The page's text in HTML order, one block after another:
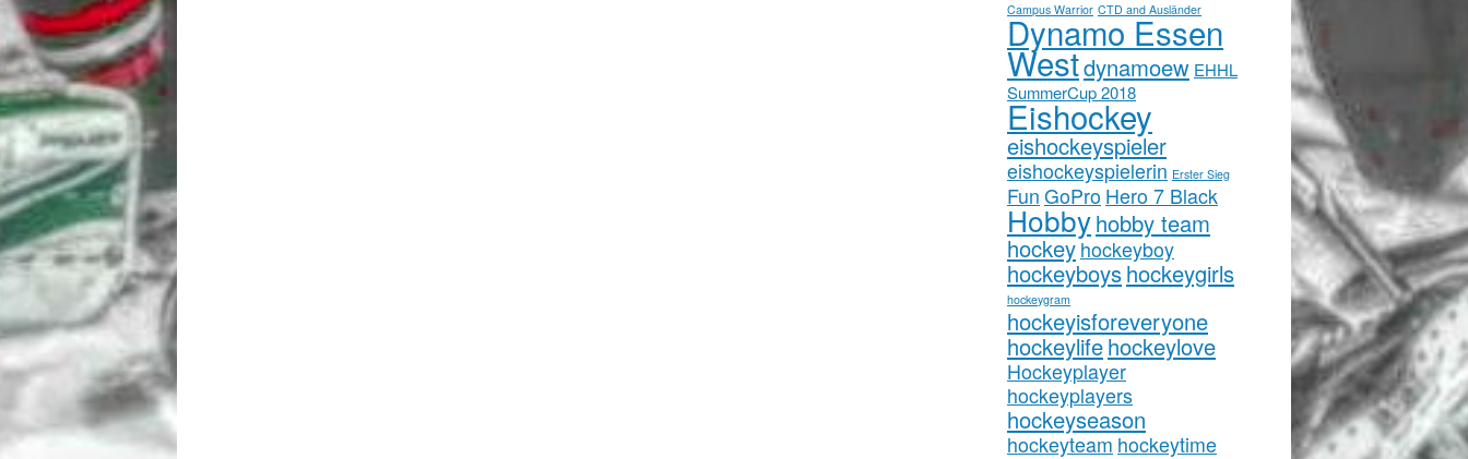
Campus Warrior CTD and Ausländer
Dynamo Essen
Westdynamoew EHHL
SummerCup 2018
Eishockey
eishockeyspieler
eishockeyspielerin Erster Sieg
Fun GoPro Hero 7 Black
Hobbyhobby team
hockey hockeyboy
hockeyboyshockeygirls
hockeygram
hockeyisforeveryone
hockeylifehockeylove
Hockeyplayer
hockeyplayers
hockeyseason
hockeyteam hockeytime